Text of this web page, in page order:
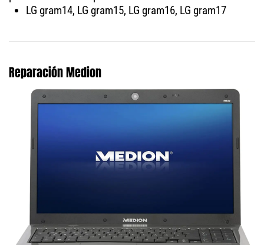
LG gram14, LG gram15, LG gram16, LG gram17
Reparación Medion